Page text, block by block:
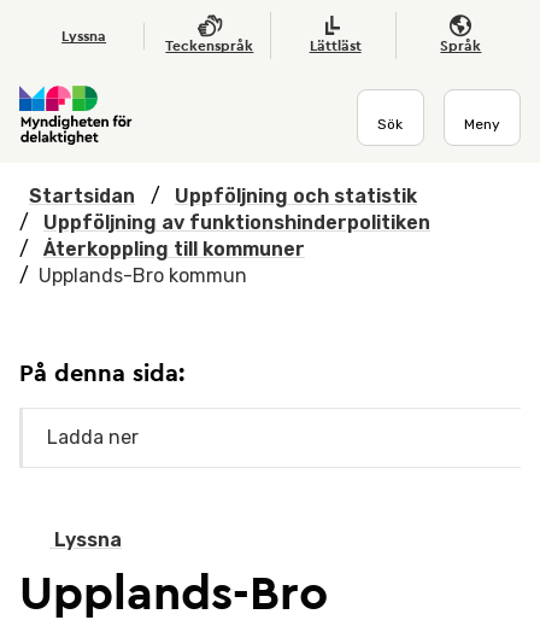
Hoppa till huvudmenyn
Lyssna
Teckenspråk Lättläst Språk
Sök Meny
Startsidan /
Uppföljning och statistik
/
Uppföljning av funktionshinderpolitiken
/
Återkoppling till kommuner
/ Upplands-Bro kommun
Lyssna
Upplands-Bro
På denna sida:
Ladda ner